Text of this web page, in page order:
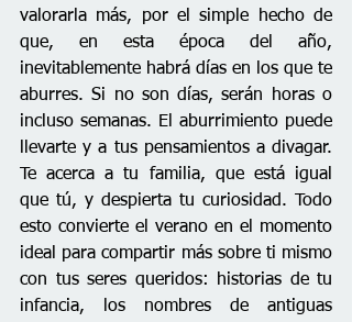
valorarla más, por el simple hecho de
que, en esta época del año,
inevitablemente habrá días en los que te
aburres. Si no son días, serán horas o
incluso semanas. El aburrimiento puede
llevarte y a tus pensamientos a divagar.
Te acerca a tu familia, que está igual
que tú, y despierta tu curiosidad. Todo
esto convierte el verano en el momento
ideal para compartir más sobre ti mismo
con tus seres queridos: historias de tu
infancia, los nombres de antiguas